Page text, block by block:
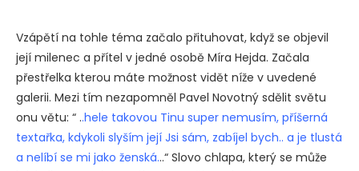
Vzápětí na tohle téma začalo přituhovat, když se objevil
její milenec a přítel v jedné osobě Míra Hejda. Začala
přestřelka kterou máte možnost vidět níže v uvedené
galerii. Mezi tím nezapomněl Pavel Novotný sdělit světu
onu větu: “ ..hele takovou Tinu super nemusím, příšerná
textařka, kdykoli slyším její Jsi sám, zabíjel bych.. a je tlustá
a nelíbí se mi jako ženská...“ Slovo chlapa, který se může